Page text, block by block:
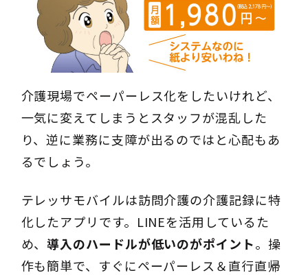
介護現場でペーパーレス化をしたいけれど、
一気に変えてしまうとスタッフが混乱した
り、逆に業務に支障が出るのではと心配もあ
るでしょう。
テレッサモバイルは訪問介護の介護記録に特
化したアプリです。LINEを活用しているた
め、導入のハードルが低いのがポイント。操
作も簡単で、すぐにペーパーレス＆直行直帰